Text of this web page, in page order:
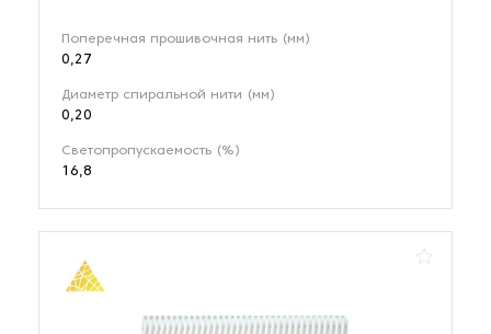
Поперечная прошивочная нить (мм)
0,27
Диаметр спиральной нити (мм)
0,20
Светопропускаемость (%)
16,8